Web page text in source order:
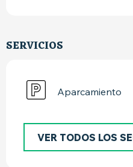
SERVICIOS
Aparcamiento
VER TODOS LOS